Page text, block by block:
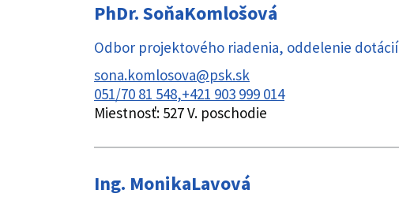
PhDr.SoňaKomlošová
Odbor projektového riadenia, oddelenie dotácií
sona.komlosova@psk.sk
051/70 81 548 +421 903 999 014
Miestnosť: 527 V. poschodie
Ing. MonikaLavová